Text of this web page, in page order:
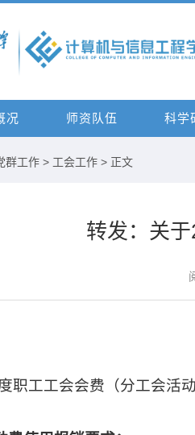
况 师资队伍 科学
群工作 > 工会工作 > 正文
转发：关
职工工会会费（分工会活